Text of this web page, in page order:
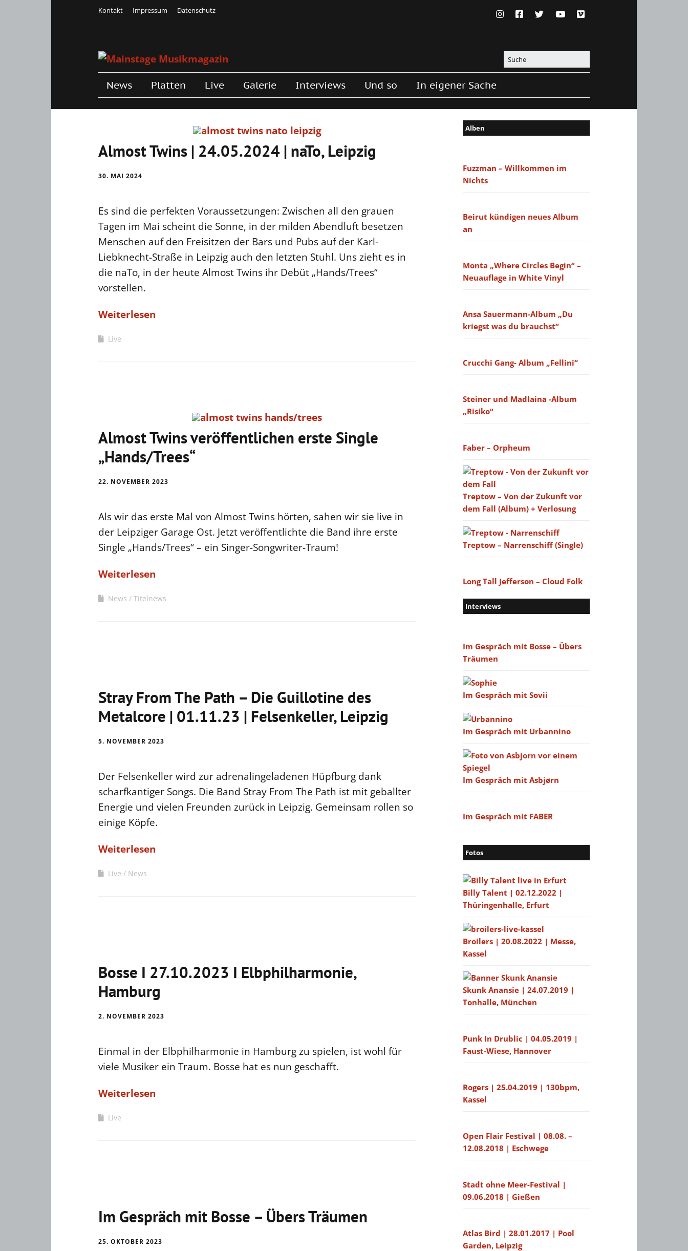
Kontakt Impressum Datenschutz
News Platten Live Galerie Interviews Und so In eigener Sache
Almost Twins | 24.05.2024 | naTo, Leipzig
30. MAI 2024
Es sind die perfekten Voraussetzungen: Zwischen all den grauen
Tagen im Mai scheint die Sonne, in der milden Abendluft besetzen
Menschen auf den Freisitzen der Bars und Pubs auf der Karl-
Liebknecht-Straße in Leipzig auch den letzten Stuhl. Uns zieht es in
die naTo, in der heute Almost Twins ihr Debüt „Hands/Trees“
vorstellen.
Weiterlesen
Live
Almost Twins veröffentlichen erste Single
„Hands/Trees“
22. NOVEMBER 2023
Als wir das erste Mal von Almost Twins hörten, sahen wir sie live in
der Leipziger Garage Ost. Jetzt veröffentlichte die Band ihre erste
Single „Hands/Trees“ – ein Singer-Songwriter-Traum!
Weiterlesen
News Titelnews
Stray From The Path – Die Guillotine des
Metalcore | 01.11.23 | Felsenkeller, Leipzig
5. NOVEMBER 2023
Der Felsenkeller wird zur adrenalingeladenen Hüpfburg dank
scharfkantiger Songs. Die Band Stray From The Path ist mit geballter
Energie und vielen Freunden zurück in Leipzig. Gemeinsam rollen so
einige Köpfe.
Weiterlesen
Live News
Bosse I 27.10.2023 I Elbphilharmonie,
Hamburg
2. NOVEMBER 2023
Einmal in der Elbphilharmonie in Hamburg zu spielen, ist wohl für
viele Musiker ein Traum. Bosse hat es nun geschafft.
Weiterlesen
Live
Im Gespräch mit Bosse – Übers Träumen
25. OKTOBER 2023
Alben
Fuzzman – Willkommen im
Nichts
Beirut kündigen neues Album
an
Monta „Where Circles Begin“ –
Neuauflage in White Vinyl
Ansa Sauermann-Album „Du
kriegst was du brauchst“
Crucchi Gang- Album „Fellini“
Steiner und Madlaina -Album
„Risiko“
Faber – Orpheum
Treptow – Von der Zukunft vor
dem Fall (Album) + Verlosung
Treptow – Narrenschiff (Single)
Long Tall Jefferson – Cloud Folk
Interviews
Im Gespräch mit Bosse – Übers
Träumen
Im Gespräch mit Sovii
Im Gespräch mit Urbannino
Im Gespräch mit Asbjørn
Im Gespräch mit FABER
Fotos
Billy Talent | 02.12.2022 |
Thüringenhalle, Erfurt
Broilers | 20.08.2022 | Messe,
Kassel
Skunk Anansie | 24.07.2019 |
Tonhalle, München
Punk In Drublic | 04.05.2019 |
Faust-Wiese, Hannover
Rogers | 25.04.2019 | 130bpm,
Kassel
Open Flair Festival | 08.08. –
12.08.2018 | Eschwege
Stadt ohne Meer-Festival |
09.06.2018 | Gießen
Atlas Bird | 28.01.2017 | Pool
Garden, Leipzig